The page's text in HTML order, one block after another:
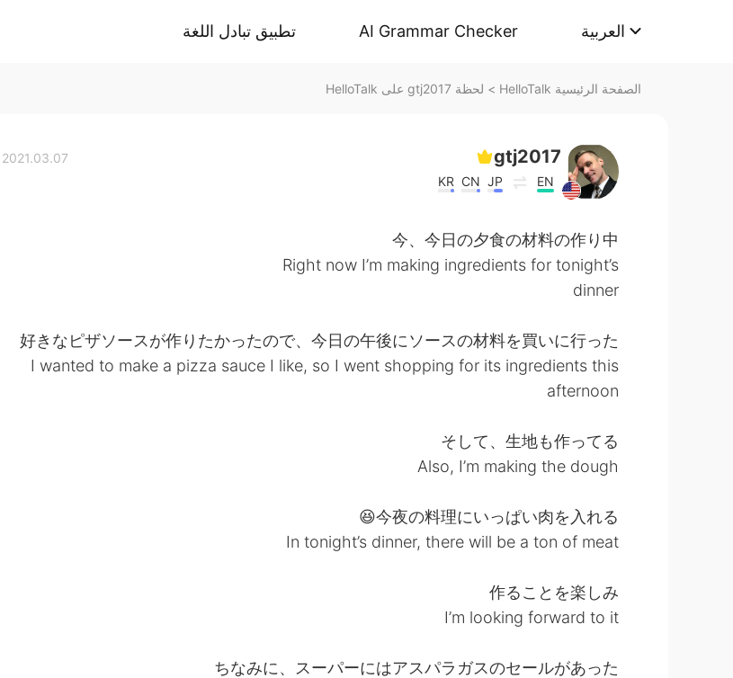
تطبيق تبادل اللغة AI Grammar Checker العربية
الصفحة الرئيسية HelloTalk > لحظة gtj2017 على HelloTalk
gtj2017
EN
JP
CN
KR
2021.03.07 00:36
今、今日の夕食の材料の作り中
Right now I’m making ingredients for tonight’s
dinner
好きなピザソースが作りたかったので、今日の午後にソースの材料を買いに行った
I wanted to make a pizza sauce I like, so I went shopping for its ingredients this
afternoon
そして、生地も作ってる
Also, I’m making the dough
今夜の料理にいっぱい肉を入れる😆
In tonight’s dinner, there will be a ton of meat
作ることを楽しみ
I’m looking forward to it
ちなみに、スーパーにはアスパラガスのセールがあった